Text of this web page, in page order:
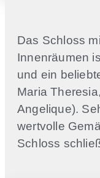
Das Schloss
Innenräumen
und ein
Maria
Angelique).
wertvolle
Schloss